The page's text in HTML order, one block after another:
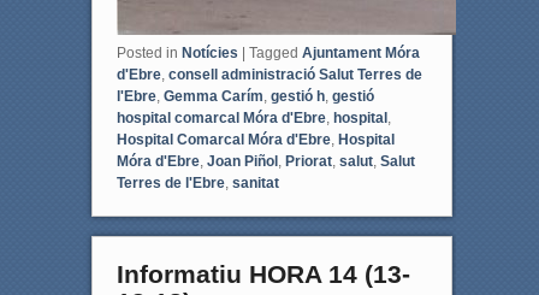
Posted in Notícies | Tagged Ajuntament Móra
d'Ebre, consell administració Salut Terres de
l'Ebre, Gemma Carím gestió h, gestió
hospital comarcal Móra d'Ebre, hospital,
Hospital Comarcal Móra d'Ebre, Hospital
Móra d'Ebre, Joan Piñol, Priorat, salut, Salut
Terres de l'Ebre, sanitat
Informatiu HORA 14 (13-